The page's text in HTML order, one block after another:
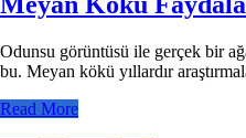
Odunsu görüntüsü ile gerçek bir
bu. Meyan kökü yıllardır
Read More